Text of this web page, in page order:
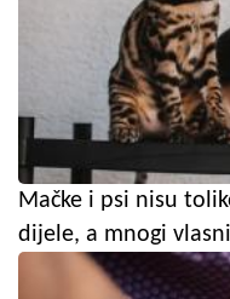
Mačke i psi nisu
dijele, a mnogi